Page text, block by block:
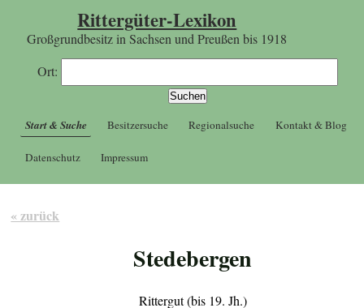
Rittergüter-Lexikon
Großgrundbesitz in Sachsen und Preußen bis 1918
Ort:
Start & Suche Besitzersuche Regionalsuche Kontakt & Blog
Datenschutz Impressum
« zurück
Stedebergen
Rittergut (bis 19. Jh.)